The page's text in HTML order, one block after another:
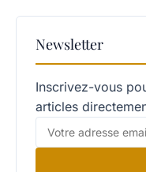
Newsletter
Inscrivez-vous
articles